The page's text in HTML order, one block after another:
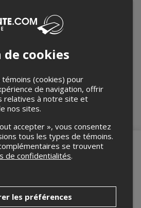
l’affichage en ligne et la vente de billets
l’événement,Concordia University
.
cookies
(cookies) pour
de navigation, offrir
relatives à notre site et
nos sites.
accepter », vous consentez
tous les types de témoins.
se trouvent
de confidentialités.
les préférences